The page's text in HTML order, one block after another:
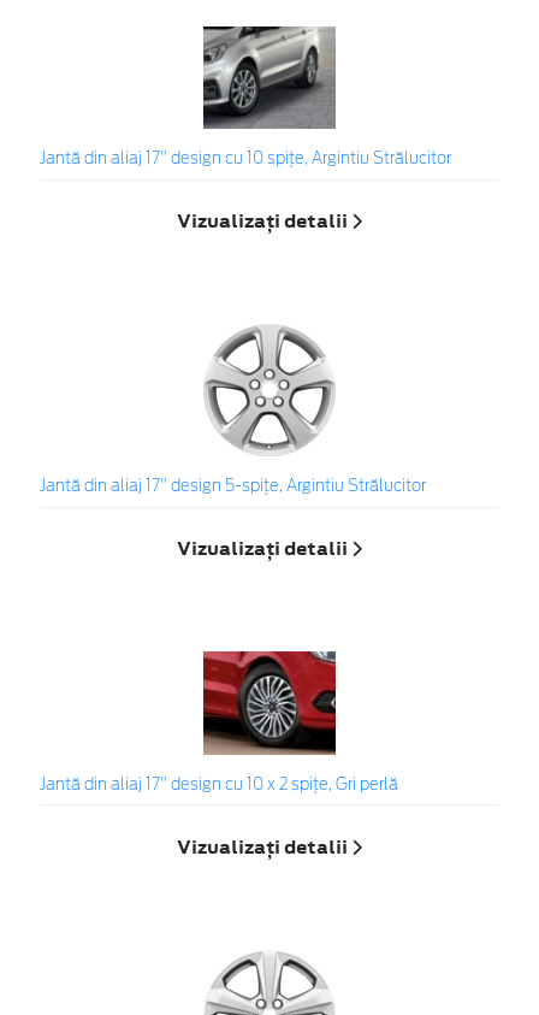
Jantă din aliaj 17" design cu 10 spiţe, Argintiu Strălucitor
Vizualizați detalii
Jantă din aliaj 17" design 5-spiţe, Argintiu Strălucitor
Vizualizați detalii
Jantă din aliaj 17" design cu 10 x 2 spițe, Gri perlă
Vizualizați detalii